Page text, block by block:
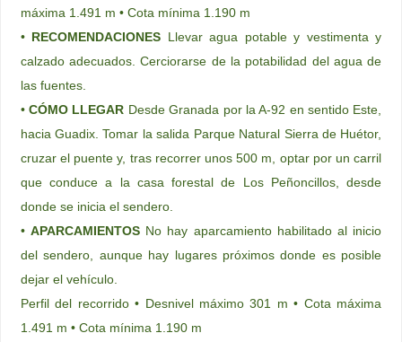
máxima 1.491 m • Cota mínima 1.190 m
• RECOMENDACIONES Llevar agua potable y vestimenta y
calzado adecuados. Cerciorarse de la potabilidad del agua de
las fuentes.
• CÓMO LLEGAR Desde Granada por la A-92 en sentido Este,
hacia Guadix. Tomar la salida Parque Natural Sierra de Huétor,
cruzar el puente y, tras recorrer unos 500 m, optar por un carril
que conduce a la casa forestal de Los Peñoncillos, desde
donde se inicia el sendero.
• APARCAMIENTOSNo hay aparcamiento habilitado al inicio
del sendero, aunque hay lugares próximos donde es posible
dejar el vehículo.
Perfil del recorrido • Desnivel máximo 301 m • Cota máxima
1.491 m • Cota mínima 1.190 m